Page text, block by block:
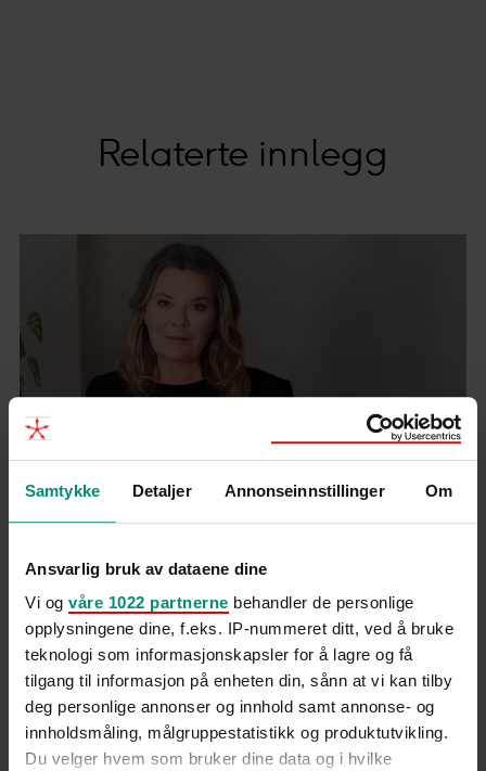
Samtykke Detaljer Annonseinnstillinger Om
Ansvarlig bruk av dataene dine
Vi og våre 1022 partnerne behandler de personlige
opplysningene dine, f.eks. IP-nummeret ditt, ved å bruke
teknologi som informasjonskapsler for å lagre og få
tilgang til informasjon på enheten din, sånn at vi kan tilby
deg personlige annonser og innhold samt annonse- og
innholdsmåling, målgruppestatistikk og produktutvikling.
Du velger hvem som bruker dine data og i hvilke
Relaterte innlegg
Innsikt
Trine Larsen kommenterer NAV-
tallene: Derfor blir kampen om
kompetansen tøffere